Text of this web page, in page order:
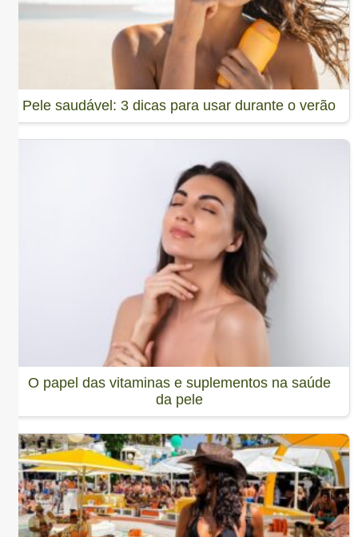
Pele saudável: 3 dicas para usar durante o verão
O papel das vitaminas e suplementos na saúde
da pele